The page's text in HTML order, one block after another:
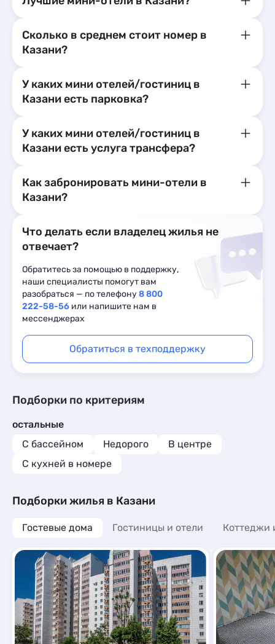
Сколько в среднем стоит номер в
Казани?
У каких мини отелей/гостиниц в
Казани есть парковка?
У каких мини отелей/гостиниц в
Казани есть услуга трансфера?
Как забронировать мини-отели в
Казани?
Что делать если владелец жилья не
отвечает?
Обратитесь за помощью в поддержку,
наши специалисты помогут вам
разобраться — по телефону8 800
222-58-56 или напишите нам в
мессенджерах
Обратиться в техподдержку
Подборки по критериям
остальные
С бассейном
Недорого
В центре
C кухней в номере
Подборки жилья в Казани
Гостевые дома Гостиницы и отели Коттеджи